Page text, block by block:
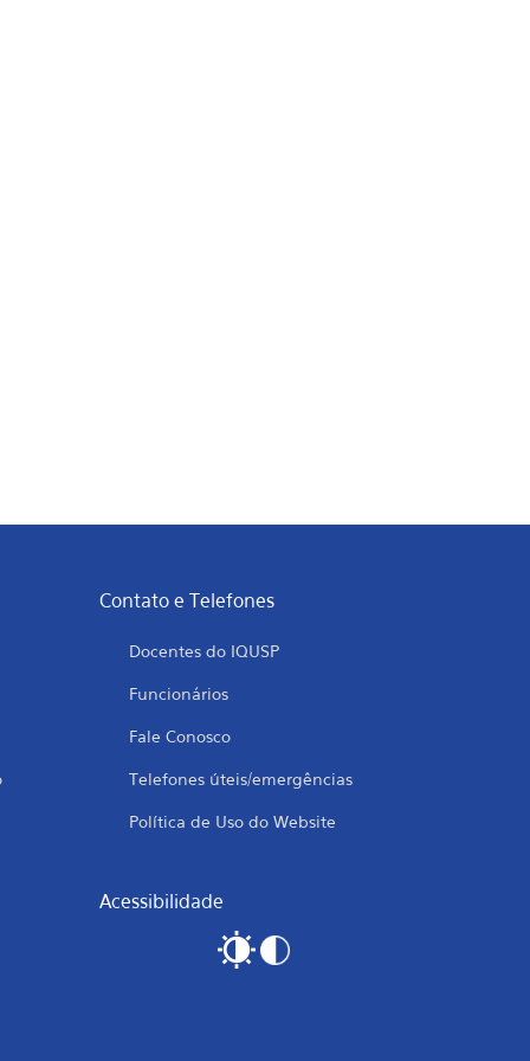
Contato e Telefones
Docentes do IQUSP
Funcionários
Fale Conosco
Telefones úteis/emergências
Política de Uso do Website
Acessibilidade